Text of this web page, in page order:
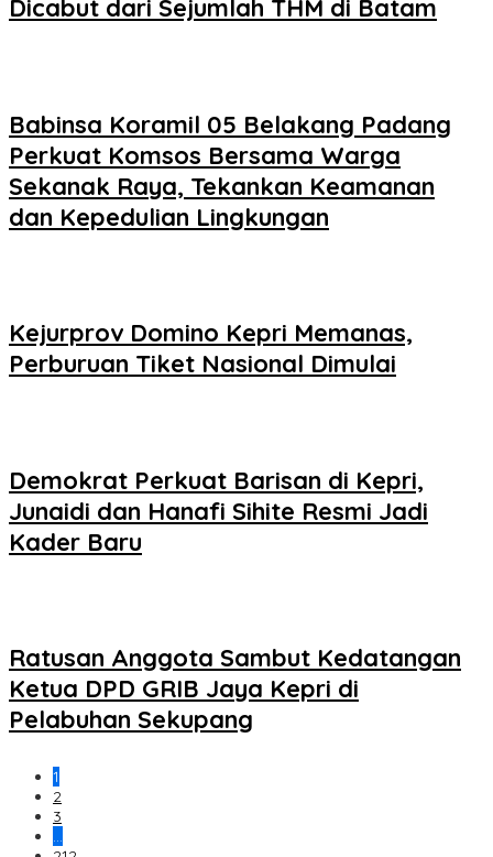
Dicabut dari Sejumlah THM di Batam
Babinsa Koramil 05 Belakang Padang
Perkuat Komsos Bersama Warga
Sekanak Raya, Tekankan Keamanan
dan Kepedulian Lingkungan
Kejurprov Domino Kepri Memanas,
Perburuan Tiket Nasional Dimulai
Demokrat Perkuat Barisan di Kepri,
Junaidi dan Hanafi Sihite Resmi Jadi
Kader Baru
Ratusan Anggota Sambut Kedatangan
Ketua DPD GRIB Jaya Kepri di
Pelabuhan Sekupang
1
2
3
…